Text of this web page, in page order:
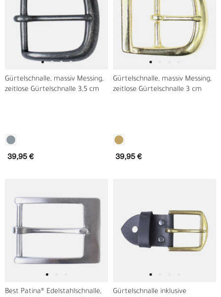
Gürtelschnalle, massiv Messing,
zeitlose Gürtelschnalle 3,5 cm
39,95 €
Gürtelschnalle, massiv Messing,
zeitlose Gürtelschnalle 3 cm
39,95 €
Best Patina® Edelstahlschnalle,
Gürtelschnalle inklusive